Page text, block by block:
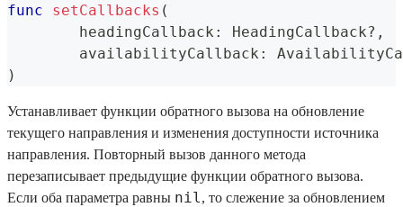
func setCallbacks (
	headingCallback
: HeadingCallback? ,
	availabilityCallback
:
)
Устанавливает функции обратного вызова на обновление
текущего направления и изменения доступности источника
направления. Повторный вызов данного метода
перезаписывает предыдущие функции обратного вызова.
Если оба параметра равны nil, то слежение за обновлением